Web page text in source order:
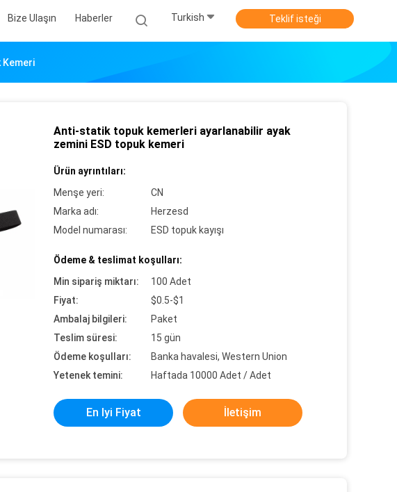
Bize Ulaşın Haberler Turkish Teklif isteği
Kemeri
Anti-statik topuk kemerleri ayarlanabilir ayak
zemini ESD topuk kemeri
Ürün ayrıntıları:
Menşe yeri:
CN
Marka adı:
Herzesd
Model numarası:
ESD topuk kayışı
Ödeme & teslimat koşulları:
Min sipariş miktarı:
100 Adet
Fiyat:
$0.5-$1
Ambalaj bilgileri:
Paket
Teslim süresi:
15 gün
Ödeme koşulları:
Banka havalesi, Western Union
Yetenek temini:
Haftada 10000 Adet / Adet
En Iyi Fiyat İletişim